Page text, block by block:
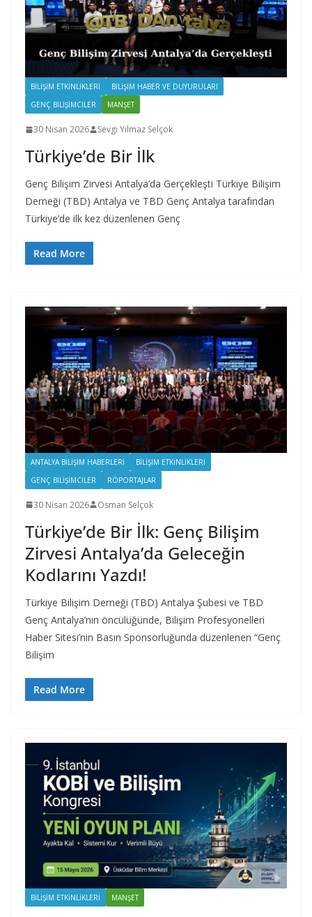
BILIŞIM ETKINLIKLERI
BILIŞIM HABER VE DUYURULARI
GENÇ BILIŞIMCILER
MANŞET
30 Nisan 2026 Sevgi Yılmaz Selçok
Türkiye’de Bir İlk
Genç Bilişim Zirvesi Antalya’da Gerçekleşti Türkiye Bilişim
Derneği (TBD) Antalya ve TBD Genç Antalya tarafından
Türkiye’de ilk kez düzenlenen Genç
Read More
ANTALYA BILIŞIM HABERLERI
BILIŞIM ETKINLIKLERI
GENÇ BILIŞIMCILER
RÖPORTAJLAR
30 Nisan 2026 Osman Selçok
Türkiye’de Bir İlk: Genç Bilişim
Zirvesi Antalya’da Geleceğin
Kodlarını Yazdı!
Türkiye Bilişim Derneği (TBD) Antalya Şubesi ve TBD
Genç Antalya’nın öncülüğünde, Bilişim Profesyonelleri
Haber Sitesi’nin Basın Sponsorluğunda düzenlenen “Genç
Bilişim
Read More
BILIŞIM ETKINLIKLERI MANŞET